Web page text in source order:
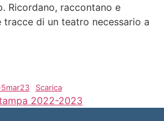
Ricordano, raccontano e
di un teatro necessario a
5mar23 Scarica
2022-2023